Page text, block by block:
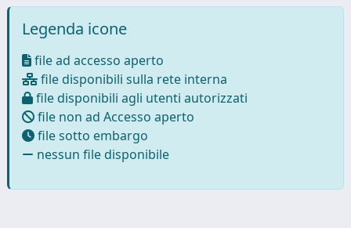
Legenda icone
file ad accesso aperto
file disponibili sulla rete interna
file disponibili agli utenti autorizzati
file non ad Accesso aperto
file sotto embargo
nessun file disponibile